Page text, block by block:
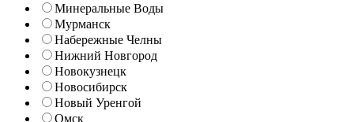
Минеральные Воды
Мурманск
Набережные Челны
Нижний Новгород
Новокузнецк
Новосибирск
Новый Уренгой
Омск